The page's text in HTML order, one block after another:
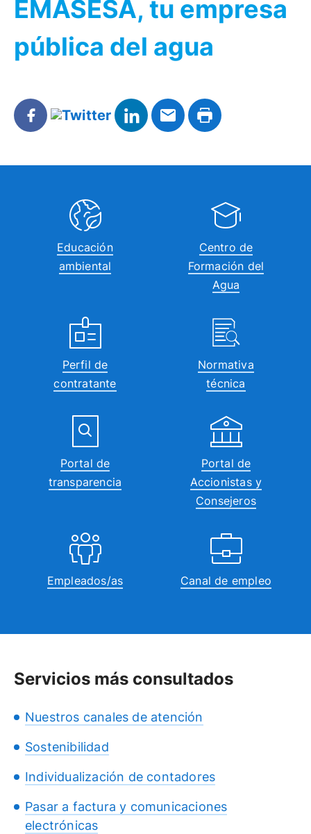
EMASESA, tu empresa
pública del agua
Educación
ambiental
Centro de
Formación del
Agua
Perfil de
contratante
Normativa
técnica
Portal de
transparencia
Portal de
Accionistas y
Consejeros
Empleados/as Canal de empleo
Servicios más consultados
Nuestros canales de atención
Sostenibilidad
Individualización de contadores
Pasar a factura y comunicaciones
electrónicas